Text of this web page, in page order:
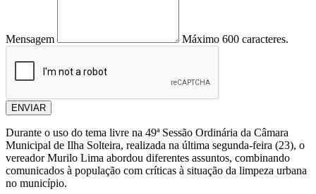
Mensagem Máximo 600 caracteres.
ENVIAR
Durante o uso do tema livre na 49ª Sessão Ordinária da Câmara
Municipal de Ilha Solteira, realizada na última segunda-feira (23), o
vereadorMurilo Lima abordou diferentes assuntos, combinando
comunicados à população com críticas à situação da limpeza urbana
no município.